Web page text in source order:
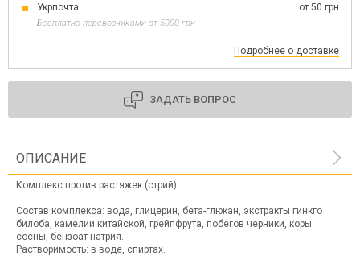
Укрпочта
от 50 грн
Бесплатно перевозчиками от 5000 грн
Подробнее о доставке
ЗАДАТЬ ВОПРОС
ОПИСАНИЕ
Комплекс против растяжек (стрий)
Состав комплекса: вода, глицерин, бета-глюкан, экстракты гинкго
билоба, камелии китайской, грейпфрута, побегов черники, коры
сосны, бензоат натрия.
Растворимость: в воде, спиртах.